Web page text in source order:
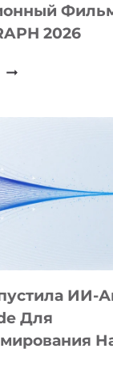
2026
HIGGSFIELD
НА
SIGGRAPH
ИИ-
Для